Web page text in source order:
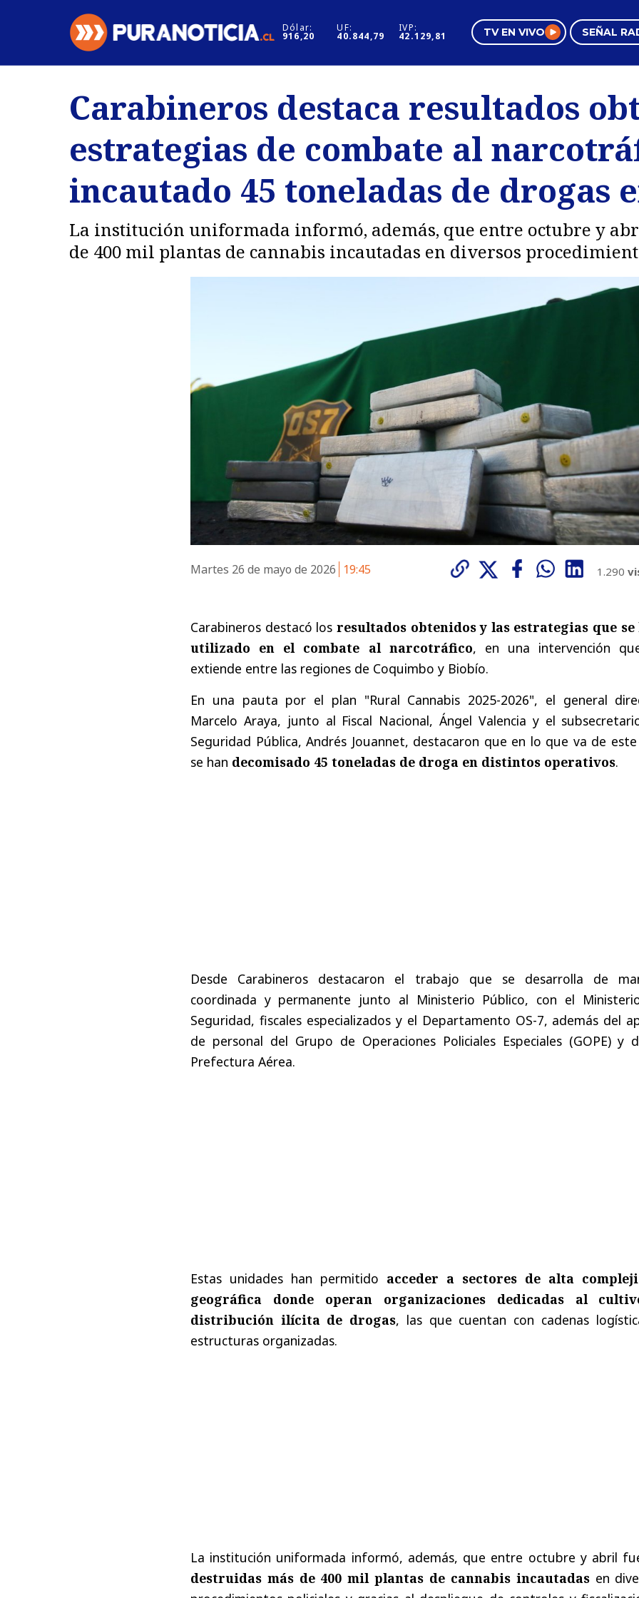
Dólar:
916,20
UF:
40.844,79
IVP:
42.129,81 TV EN VIVO SEÑAL
Regiones
Deportes
Internacional
Motores
Negocios
Pura Mujer
Carabineros destaca resultados
estrategias de combate al
incautado 45 toneladas de drogas
La institución uniformada informó, además, que entre octubre y
de 400 mil plantas de cannabis incautadas en diversos
Martes 26 de mayo de 2026 19:45 1.290
Carabineros destacó los resultados obtenidos y las estrategias que se
utilizado en el combate al narcotráfico, en una intervención
extiende entre las regiones de Coquimbo y Biobío.
En una pauta por el plan "Rural Cannabis 2025-2026", el general
Marcelo Araya, junto al Fiscal Nacional, Ángel Valencia y el
Seguridad Pública, Andrés Jouannet, destacaron que en lo que va de
se han decomisado 45 toneladas de droga en distintos operativos.
Desde Carabineros destacaron el trabajo que se desarrolla de
coordinada y permanente junto al Ministerio Público, con el
Seguridad, fiscales especializados y el Departamento OS-7, además del
de personal del Grupo de Operaciones Policiales Especiales (GOPE) y
Prefectura Aérea.
Estas unidades han permitido acceder a sectores de alta
geográfica donde operan organizaciones dedicadas al
distribución ilícita de drogas, las que cuentan con cadenas
estructuras organizadas.
La institución uniformada informó, además, que entre octubre y abril
destruidas más de 400 mil plantas de cannabis incautadasen